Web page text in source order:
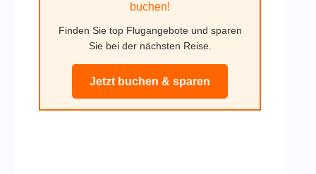
buchen!
Finden Sie top Flugangebote und sparen
Sie bei der nächsten Reise.
Jetzt buchen & sparen